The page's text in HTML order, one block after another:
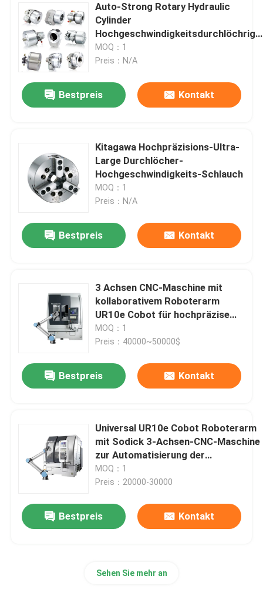
Produkte
Videos
Über uns
Qualitätskontrolle
Kontakt mit uns
Blog
Auto-Strong Rotary Hydraulic
Cylinder
Rotary Hydraulic Cylinder
MOQ：1
Preis：N/A
Bestpreis Kontakt
Kitagawa Hochpräzisions-Ultra-
Large Durchlöcher-
Hochgeschwindigkeits-Schlauch
MOQ：1
Preis：N/A
Bestpreis Kontakt
3 Achsen CNC-Maschine mit
kollaborativem Roboterarm
UR10e Cobot für hochpräzise
Fräsen
MOQ：1
Preis：40000~50000$
Bestpreis Kontakt
Universal UR10e Cobot Roboterarm
mit Sodick 3-Achsen-CNC-Maschine
zur Automatisierung der
MOQ：1
Preis：20000-30000
Bestpreis Kontakt
Sehen Sie mehr an